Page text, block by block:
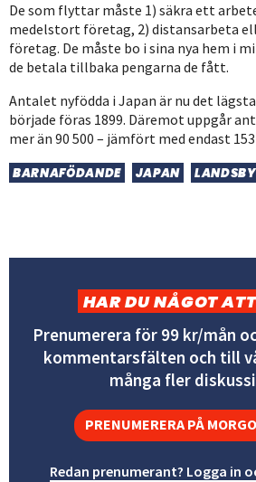
De som flyttar måste 1) säkra ett
medelstort företag, 2) distansarbeta
företag. De måste bo i sina nya hem i
de betala tillbaka pengarna de fått.
Antalet nyfödda i Japan är nu det
började föras 1899. Däremot uppgår
mer än 90 500 – jämfört med endast
BARNAFÖDANDE JAPAN
HAR DU NÅGOT
Prenumerera för 99 kr/mån
kommentarsfälten och till
många fler
PRENUMERERA PÅ
Redan prenumerant? Logga in